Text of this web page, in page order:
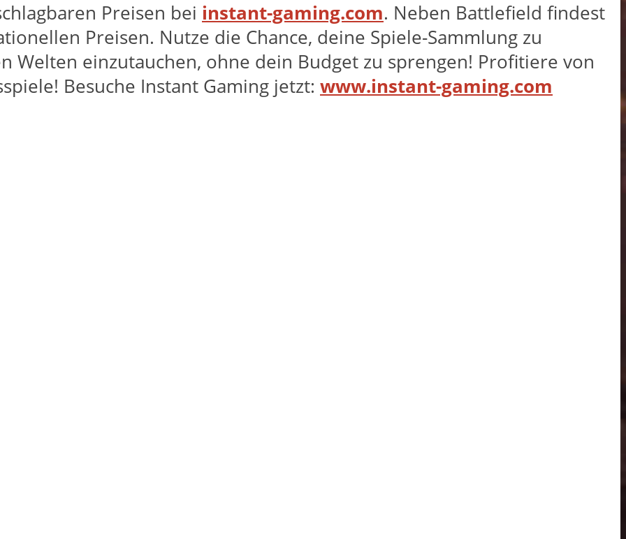
Preisen bei instant-gaming.com. Neben Battlefield findest
Preisen. Nutze die Chance, deine Spiele-Sammlung zu
Welten einzutauchen, ohne dein Budget zu sprengen! Profitiere von
Besuche Instant Gaming jetzt: www.instant-gaming.com